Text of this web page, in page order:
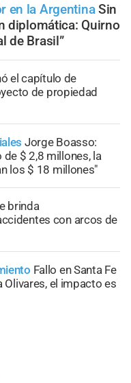
en la Argentina Sin
diplomática: Quirno
de Brasil”
el capítulo de
de propiedad
Jorge Boasso:
$ 2,8 millones, la
los $ 18 millones"
brinda
con arcos de
Fallo en Santa Fe
el impacto es